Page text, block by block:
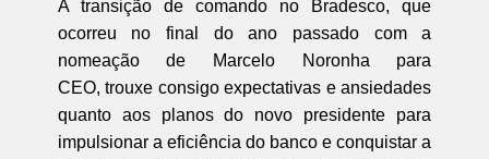
A transição de comando no Bradesco, que
ocorreu no final do ano passado com a
nomeação de Marcelo Noronha para
CEO, trouxe consigo expectativas e ansiedades
quanto aos planos do novo presidente para
impulsionar a eficiência do banco e conquistar a